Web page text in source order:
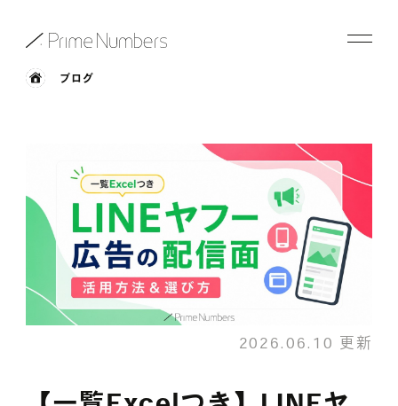
サービス一覧
事例紹介
お役立ち情報
会社情報
ブログ
2026.06.10 更新